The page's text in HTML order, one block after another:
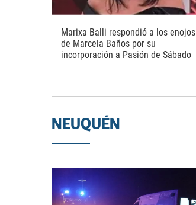
Marixa Balli respondió a los enojos
de Marcela Baños por su
incorporación a Pasión de Sábado
NEUQUÉN